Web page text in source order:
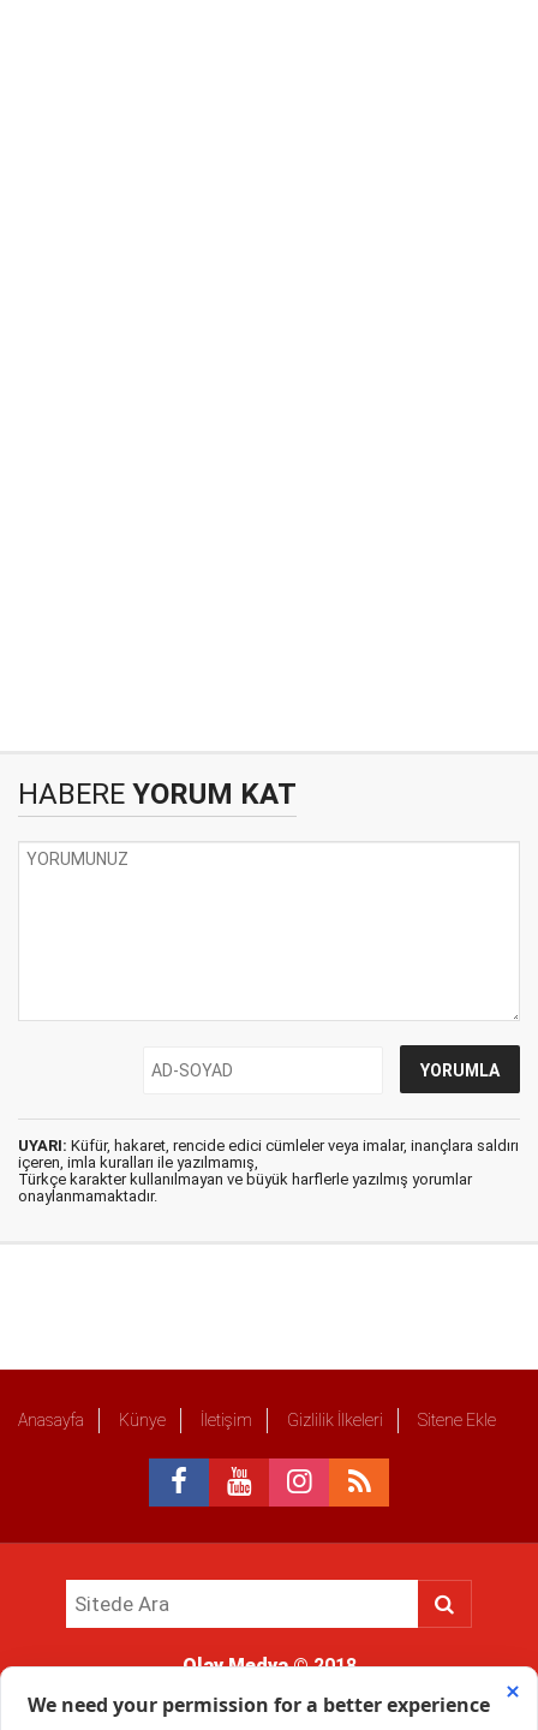
HABERE YORUM KAT
UYARI: Küfür, hakaret, rencide edici cümleler veya imalar, inançlara saldırı
içeren, imla kuralları ile yazılmamış,
Türkçe karakter kullanılmayan ve büyük harflerle yazılmış yorumlar
onaylanmamaktadır.
Anasayfa Künye İletişim Gizlilik İlkeleri Sitene Ekle
Olay Medya© 2018
kullanımı hukuki yaptırıma tabidir.